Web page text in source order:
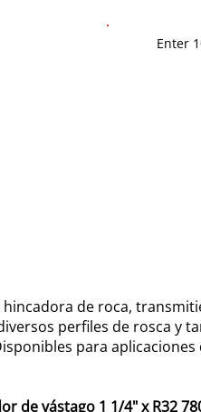
de roca,
perfiles de rosca y
para
de vástago 1 1/4" x R32